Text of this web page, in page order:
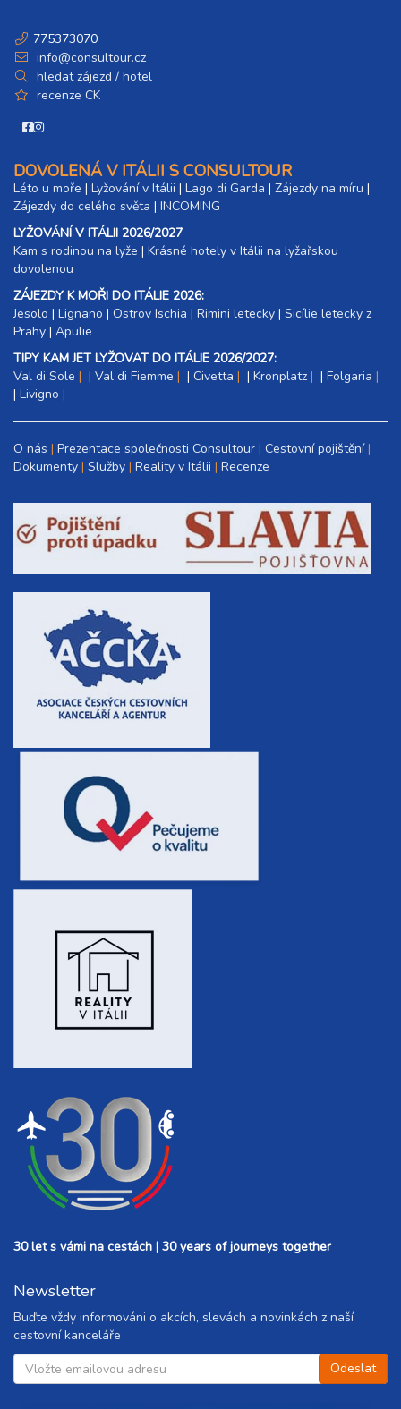
775373070
info@consultour.cz
hledat zájezd / hotel
recenze CK
DOVOLENÁ V ITÁLII S CONSULTOUR
Léto u moře | Lyžování v Itálii | Lago di Garda | Zájezdy na míru |
Zájezdy do celého světa | INCOMING
LYŽOVÁNÍ V ITÁLII 2026/2027
Kam s rodinou na lyže |​ Krásné hotely v Itálii na lyžařskou
dovolenou
ZÁJEZDY K MOŘI DO ITÁLIE 2026:
Jesolo | Lignano | Ostrov Ischia | Rimini letecky | Sicílie letecky z
Prahy | Apulie
TIPY KAM JET LYŽOVAT DO ITÁLIE 2026/2027:
Val di Sole
| Val di Fiemme | Civetta | Kronplatz | Folgaria
| Livigno
O nás Prezentace společnosti Consultour Cestovní pojištění
Dokumenty Služby Reality v Itálii Recenze
30 let s vámi na cestách | 30 years of journeys together
Newsletter
Buďte vždy informováni o akcích, slevách a novinkách z naší
cestovní kanceláře